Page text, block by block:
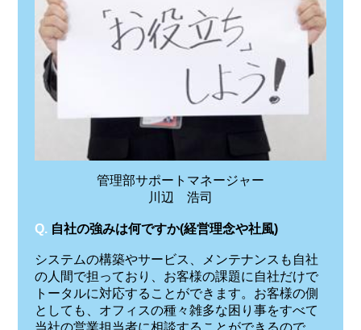
管理部サポートマネージャー
川辺 浩司
Q. 自社の強みは何ですか(経営理念や社風)
システムの構築やサービス、メンテナンスも自社
の人間で担っており、お客様の課題に自社だけで
トータルに対応することができます。お客様の側
としても、オフィスの種々雑多な困り事をすべて